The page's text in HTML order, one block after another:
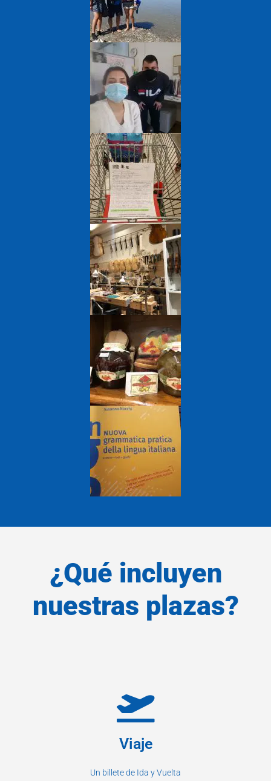
¿Qué incluyen
nuestras plazas?
Viaje
Un billete de Ida y Vuelta